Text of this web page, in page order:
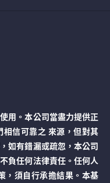
用。本公司當盡力提供正
信可靠之 來源，但對其
如有錯漏或疏忽，本公司
負任何法律責任。任何人
，須自行承擔結果。本基